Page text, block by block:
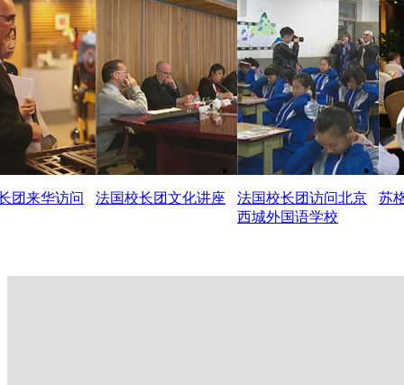
团来华访问 法国校长团文化讲座
法国校长团访问北京
西城外国语学校
苏